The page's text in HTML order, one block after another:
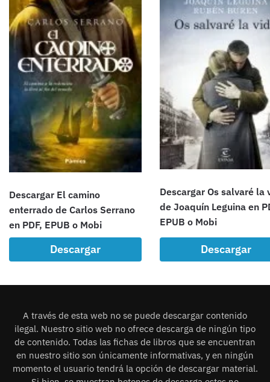
Descargar El camino
enterrado de Carlos Serrano
en PDF, EPUB o Mobi
Descargar
Descargar Os salvaré la
de Joaquín Leguina en
EPUB o Mobi
Descargar
A través de esta web no se puede descargar contenido
ilegal. Nuestro sitio web no ofrece descarga de ningún tipo
de contenido. Todas las fichas de libros que se encuentran
en nuestro sitio son únicamente informativas, y en ningún
momento el usuario tendrá la opción de descargar material.